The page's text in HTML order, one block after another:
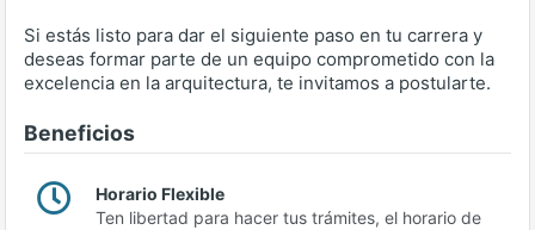
Si estás listo para dar el siguiente paso en tu carrera y
deseas formar parte de un equipo comprometido con la
excelencia en la arquitectura, te invitamos a postularte.
Beneficios
Horario Flexible
Ten libertad para hacer tus trámites, el horario de